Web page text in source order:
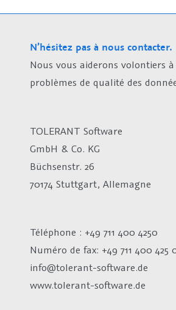
N’hésitez pas à nous contacter.
Nous vous aiderons volontiers
problèmes de qualité des
TOLERANT Software
GmbH & Co. KG
Büchsenstr. 26
70174 Stuttgart, Allemagne
Téléphone : +49 711 400 4250
Numéro de fax: +49 711 400 425
info@tolerant-software.de
www.tolerant-software.de